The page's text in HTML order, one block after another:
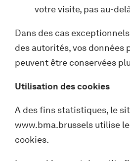
votre visite, pas au-
Dans des cas
des autorités, vos données
peuvent être conservées
Utilisation des cookies
A des fins statistiques, le
www.bma.brussels utilise
cookies.